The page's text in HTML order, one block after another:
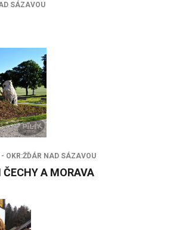
SÁZAVOU
OKR:ŽĎÁR NAD SÁZAVOU
A MORAVA